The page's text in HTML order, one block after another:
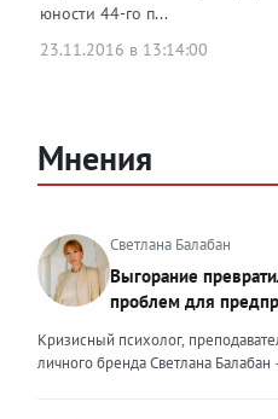
юности 44-го п...
23.11.2016 в 13:14:00
Мнения
Светлана Балабан
Выгорание
проблем для
Кризисный психолог,
личного бренда Светлана